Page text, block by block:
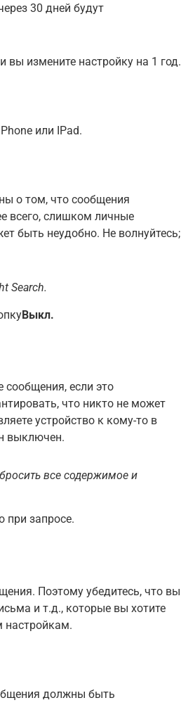
30 дней будут
вы измените настройку на 1 год.
или IPad.
о том, что сообщения
всего, слишком личные
быть неудобно. Не волнуйтесь;
Search.
Выкл.
если это
что никто не может
устройство к кому-то в
выключен.
все содержимое и
при запросе.
Поэтому убедитесь, что вы
и т.д., которые вы хотите
настройкам.
должны быть